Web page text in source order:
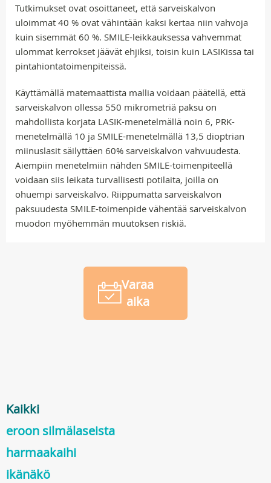
Tutkimukset ovat osoittaneet, että sarveiskalvon
uloimmat 40 % ovat vähintään kaksi kertaa niin vahvoja
kuin sisemmät 60 %. SMILE-leikkauksessa vahvemmat
ulommat kerrokset jäävät ehjiksi, toisin kuin LASIKissa tai
pintahiontatoimenpiteissä.
Käyttämällä matemaattista mallia voidaan päätellä, että
sarveiskalvon ollessa 550 mikrometriä paksu on
mahdollista korjata LASIK-menetelmällä noin 6, PRK-
menetelmällä 10 ja SMILE-menetelmällä 13,5 dioptrian
miinuslasit säilyttäen 60% sarveiskalvon vahvuudesta.
Aiempiin menetelmiin nähden SMILE-toimenpiteellä
voidaan siis leikata turvallisesti potilaita, joilla on
ohuempi sarveiskalvo. Riippumatta sarveiskalvon
paksuudesta SMILE-toimenpide vähentää sarveiskalvon
muodon myöhemmän muutoksen riskiä.
Varaa
aika
Kaikki
eroon silmälaseista
harmaakaihi
ikänäkö